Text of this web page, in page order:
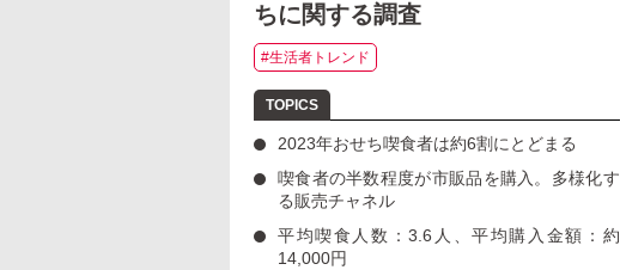
ちに関する調査
#生活者トレンド
2023年おせち喫食者は約6割にとどまる
喫食者の半数程度が市販品を購入。多様化す
る販売チャネル
平均喫食人数：3.6人、平均購入金額：約
14,000円